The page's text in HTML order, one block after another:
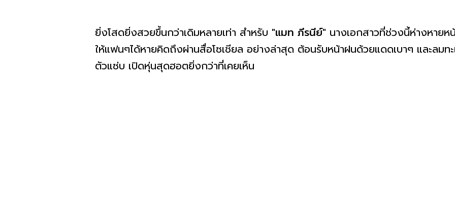
ยิ่งโสดยิ่งสวยขึ้นกว่าเดิมหลายเท่า สำหรับ "แมท ภีรนีย์" นางเอกสาวที่ช่วงนี้ห่างหายห
ให้แฟนๆได้หายคิดถึงผ่านสื่อโซเชียล อย่างล่าสุด ต้อนรับหน้าฝนด้วยแดดเบาๆ และลม
ตัวแซ่บ เปิดหุ่นสุดฮอตยิ่งกว่าที่เคยเห็น